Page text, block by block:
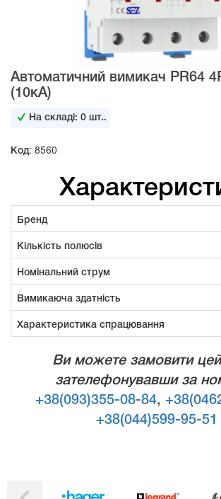
Автоматичний вимикач PR64
(10кА)
На складі:0 шт..
Код: 8560
Бренд
Кількість полюсів
Номінальний струм
Вимикаюча здатність
Характеристика спрацювання
Ви можете замовити
зателефонувавши за
+38(093)355-08-84,
+38(044)599-95-51